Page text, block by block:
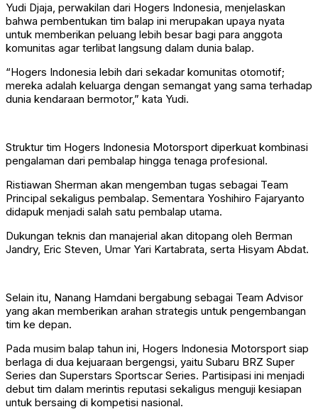
Yudi Djaja, perwakilan dari Hogers Indonesia, menjelaskan
bahwa pembentukan tim balap ini merupakan upaya nyata
untuk memberikan peluang lebih besar bagi para anggota
komunitas agar terlibat langsung dalam dunia balap.
“Hogers Indonesia lebih dari sekadar komunitas otomotif;
mereka adalah keluarga dengan semangat yang sama terhadap
dunia kendaraan bermotor,” kata Yudi.
Struktur tim Hogers Indonesia Motorsport diperkuat kombinasi
pengalaman dari pembalap hingga tenaga profesional.
Ristiawan Sherman akan mengemban tugas sebagai Team
Principal sekaligus pembalap. Sementara Yoshihiro Fajaryanto
didapuk menjadi salah satu pembalap utama.
Dukungan teknis dan manajerial akan ditopang oleh Berman
Jandry, Eric Steven, Umar Yari Kartabrata, serta Hisyam Abdat.
Selain itu, Nanang Hamdani bergabung sebagai Team Advisor
yang akan memberikan arahan strategis untuk pengembangan
tim ke depan.
Pada musim balap tahun ini, Hogers Indonesia Motorsport siap
berlaga di dua kejuaraan bergengsi, yaitu Subaru BRZ Super
Series dan Superstars Sportscar Series. Partisipasi ini menjadi
debut tim dalam merintis reputasi sekaligus menguji kesiapan
untuk bersaing di kompetisi nasional.